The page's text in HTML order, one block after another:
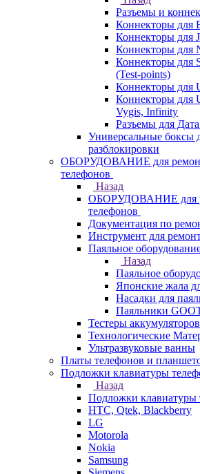
Разъемы и
Коннекторы для
Коннекторы для
Коннекторы для
Коннекторы для
(Test-points)
Коннекторы для
Коннекторы для
Vygis, Infinity
Разъемы для
Универсальные боксы
разблокировки
ОБОРУДОВАНИЕ для
телефонов
Назад
ОБОРУДОВАНИЕ для
телефонов
Документация по
Инструмент для
Паяльное
Назад
Паяльное
Японские жала
Насадки для
Паяльники
Тестеры аккумуляторов
Технологические
Ультразвуковые ванны
Платы телефонов и
Подложки клавиатуры
Назад
Подложки клавиатуры
HTC, Qtek, Blackberry
LG
Motorola
Nokia
Samsung